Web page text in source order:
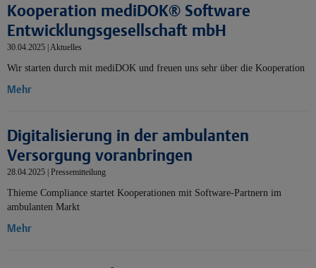
Kooperation mediDOK® Software
Entwicklungsgesellschaft mbH
30.04.2025 | Aktuelles
Wir starten durch mit mediDOK und freuen uns sehr über die Kooperation
Mehr
Digitalisierung in der ambulanten
Versorgung voranbringen
28.04.2025 | Pressemitteilung
Thieme Compliance startet Kooperationen mit Software-Partnern im
ambulanten Markt
Mehr